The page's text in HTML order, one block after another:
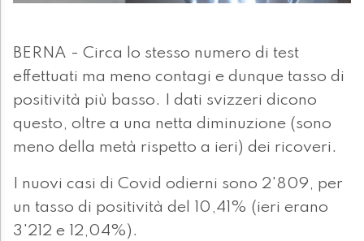
BERNA - Circa lo stesso numero di test
effettuati ma meno contagi e dunque tasso di
positività più basso. I dati svizzeri dicono
questo, oltre a una netta diminuzione (sono
meno della metà rispetto a ieri) dei ricoveri.
I nuovi casi di Covid odierni sono 2'809, per
un tasso di positività del 10,41% (ieri erano
3'212 e 12,04%).